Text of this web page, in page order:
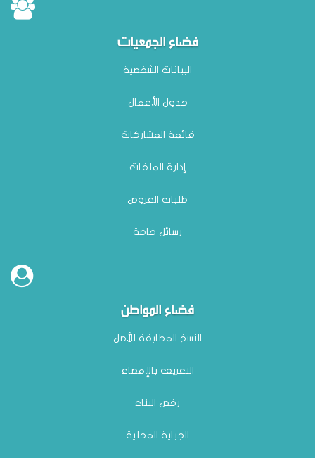
فضاء الجمعيات
البيانات الشخصية
جدول الأعمال
قائمة المشاركات
إدارة الملفات
طلبات العروض
رسائل خاصة
فضاء المواطن
النسخ المطابقة للأصل
التعريف بالإمضاء
رخص البناء
الجباية المحلية